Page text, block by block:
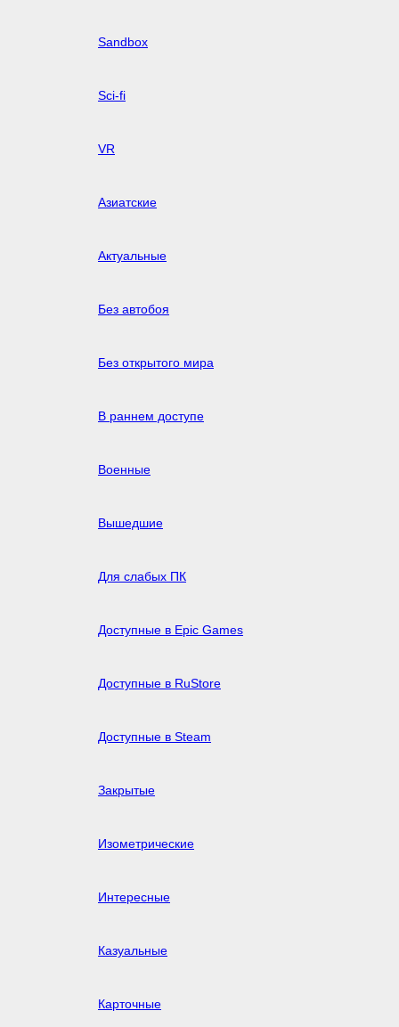
Sandbox
Sci-fi
VR
Азиатские
Актуальные
Без автобоя
Без открытого мира
В раннем доступе
Военные
Вышедшие
Для слабых ПК
Доступные в Epic Games
Доступные в RuStore
Доступные в Steam
Закрытые
Изометрические
Интересные
Казуальные
Карточные